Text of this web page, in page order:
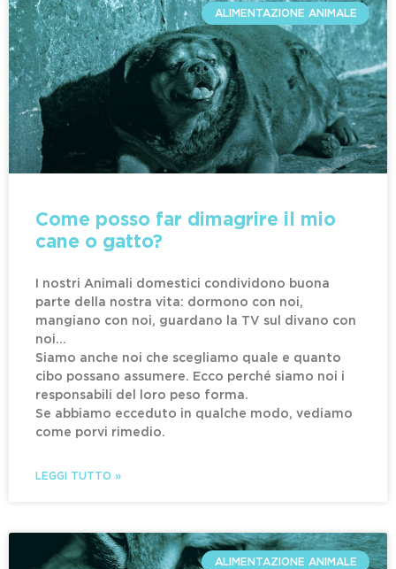
ALIMENTAZIONE ANIMALE
Come posso far dimagrire il mio
cane o gatto?
I nostri Animali domestici condividono buona
parte della nostra vita: dormono con noi,
mangiano con noi, guardano la TV sul divano con
noi…
Siamo anche noi che scegliamo quale e quanto
cibo possano assumere. Ecco perché siamo noi i
responsabili del loro peso forma.
Se abbiamo ecceduto in qualche modo, vediamo
come porvi rimedio.
LEGGI TUTTO »
ALIMENTAZIONE ANIMALE